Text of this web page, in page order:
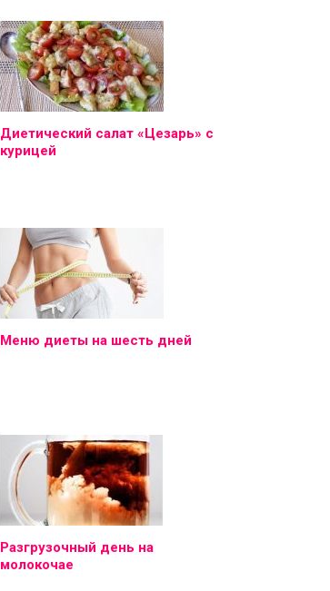
Диетический салат «Цезарь» с
курицей
Меню диеты на шесть дней
Разгрузочный день на
молокочае